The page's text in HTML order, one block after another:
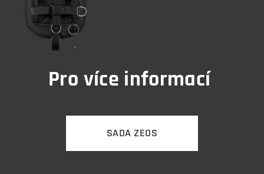
Pro více informací
SADA ZEOS